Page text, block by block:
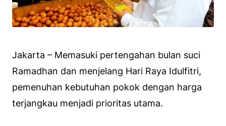
Jakarta – Memasuki pertengahan bulan suci
Ramadhan dan menjelang Hari Raya Idulfitri,
pemenuhan kebutuhan pokok dengan harga
terjangkau menjadi prioritas utama.